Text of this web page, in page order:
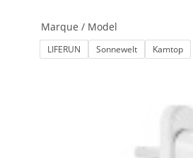
Marque / Model
LIFERUN Sonnewelt Kamtop